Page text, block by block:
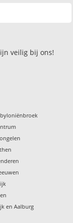
veilig bij ons!
en Aalburg